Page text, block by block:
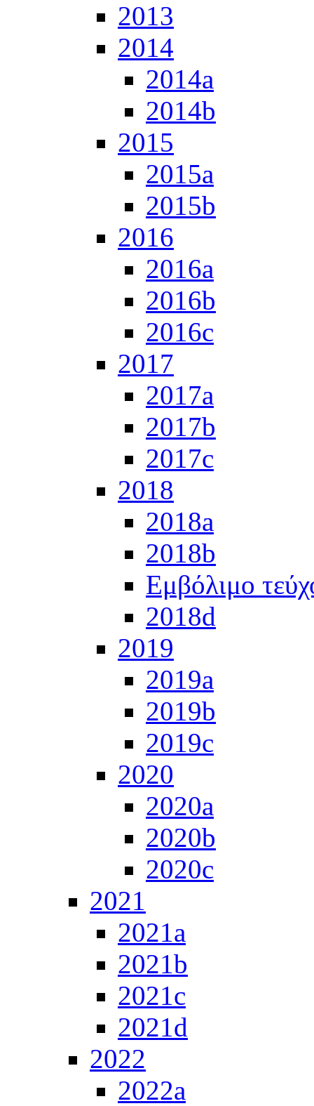
2013
2014
2014a
2014b
2015
2015a
2015b
2016
2016a
2016b
2016c
2017
2017a
2017b
2017c
2018
2018a
2018b
Εμβόλιμο
2018d
2019
2019a
2019b
2019c
2020
2020a
2020b
2020c
2021
2021a
2021b
2021c
2021d
2022
2022a